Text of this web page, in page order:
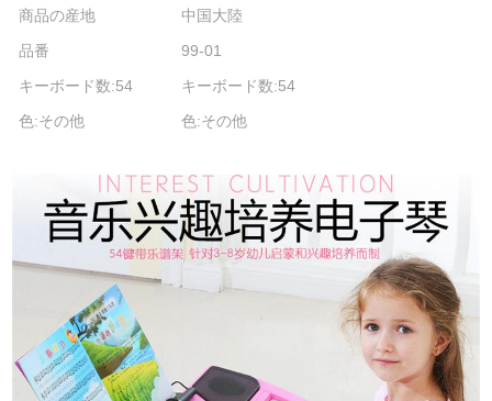
商品の産地
中国大陸
品番
99-01
キーボード数:54
キーボード数:54
色:その他
色:その他